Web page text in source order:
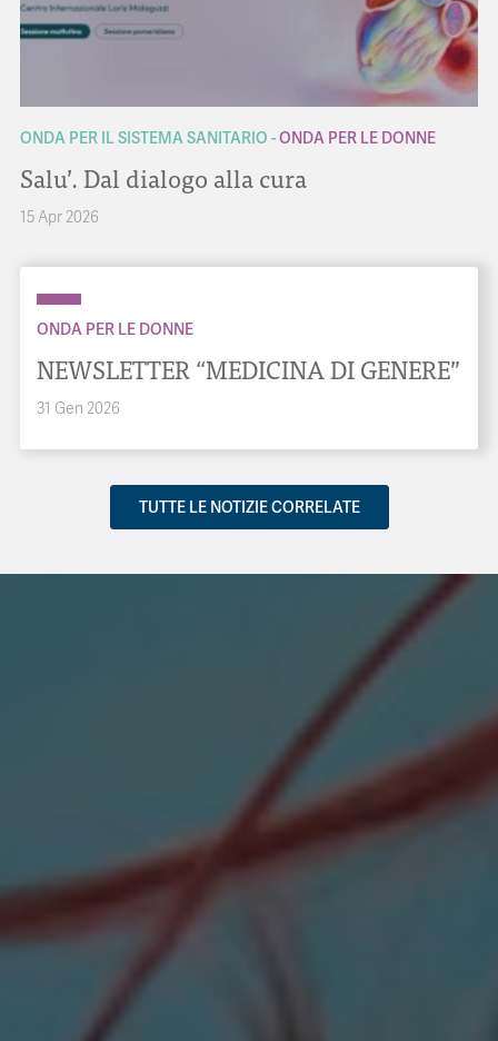
ONDA PER IL SISTEMA SANITARIO ONDA PER LE DONNE
Salu’. Dal dialogo alla cura
15 Apr 2026
ONDA PER LE DONNE
NEWSLETTER “MEDICINA DI GENERE”
31 Gen 2026
TUTTE LE NOTIZIE CORRELATE